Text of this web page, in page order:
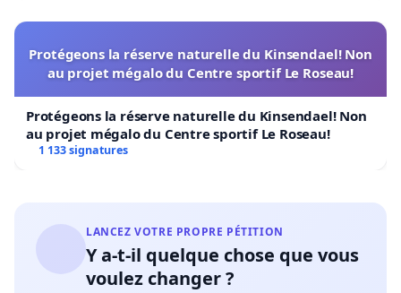
Protégeons la réserve naturelle du Kinsendael! Non
au projet mégalo du Centre sportif Le Roseau!
Protégeons la réserve naturelle du Kinsendael! Non
au projet mégalo du Centre sportif Le Roseau!
1 133 signatures
LANCEZ VOTRE PROPRE PÉTITION
Y a-t-il quelque chose que vous
voulez changer ?